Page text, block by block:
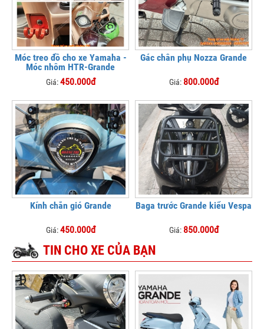
Móc treo đồ cho xe Yamaha -
Móc nhôm HTR-Grande
Giá:450.000đ
Gác chân phụ Nozza Grande
Giá: 800.000đ
Kính chắn gió Grande
Giá:450.000đ
Baga trước Grande kiểu Vespa
Giá: 850.000đ
TIN CHO XE CỦA BẠN